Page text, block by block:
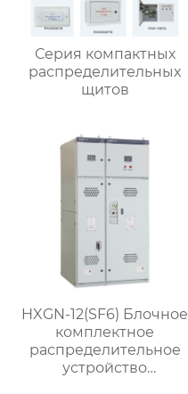
Серия компактных
распределительных
щитов
HXGN-12(SF6) Блочное
комплектное
распределительное
устройство